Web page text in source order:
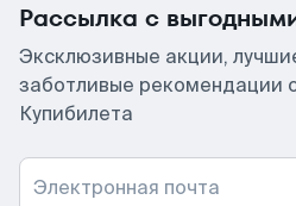
Рассылка с
Эксклюзивные акции,
заботливые рекомендации
Купибилета
Электронная почта